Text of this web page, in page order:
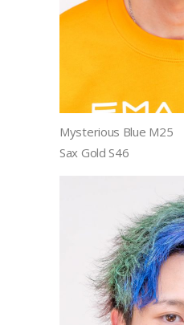
Mysterious Blue M25
Sax Gold S46